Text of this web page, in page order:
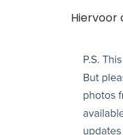
Hiervoor